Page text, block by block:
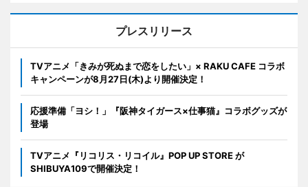
プレスリリース
TVアニメ「きみが死ぬまで恋をしたい」× RAKU CAFE コラボ
キャンペーンが8月27日(木)より開催決定！
応援準備「ヨシ！」『阪神タイガース×仕事猫』コラボグッズが
登場
TVアニメ『リコリス・リコイル』POP UP STORE が
SHIBUYA109で開催決定！